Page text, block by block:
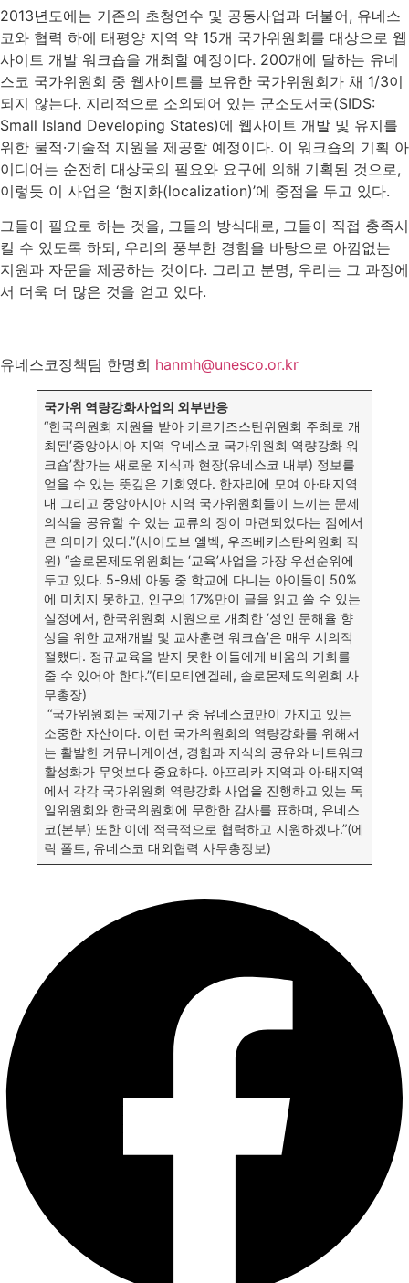
2013년도에는 기존의 초청연수 및 공동사업과 더불어, 유네스
코와 협력 하에 태평양 지역 약 15개 국가위원회를 대상으로 웹
사이트 개발 워크숍을 개최할 예정이다. 200개에 달하는 유네
스코 국가위원회 중 웹사이트를 보유한 국가위원회가 채 1/3이
되지 않는다. 지리적으로 소외되어 있는 군소도서국(SIDS:
Small Island Developing States)에 웹사이트 개발 및 유지를
위한 물적·기술적 지원을 제공할 예정이다. 이 워크숍의 기획 아
이디어는 순전히 대상국의 필요와 요구에 의해 기획된 것으로,
이렇듯 이 사업은 ‘현지화(localization)’에 중점을 두고 있다.
그들이 필요로 하는 것을, 그들의 방식대로, 그들이 직접 충족시
킬 수 있도록 하되, 우리의 풍부한 경험을 바탕으로 아낌없는
지원과 자문을 제공하는 것이다. 그리고 분명, 우리는 그 과정에
서 더욱 더 많은 것을 얻고 있다.
유네스코정책팀 한명희 hanmh@unesco.or.kr
국가위 역량강화사업의 외부반응
“한국위원회 지원을 받아 키르기즈스탄위원회 주최로 개
최된‘중앙아시아 지역 유네스코 국가위원회 역량강화 워
크숍’참가는 새로운 지식과 현장(유네스코 내부) 정보를
얻을 수 있는 뜻깊은 기회였다. 한자리에 모여 아·태지역
내 그리고 중앙아시아 지역 국가위원회들이 느끼는 문제
의식을 공유할 수 있는 교류의 장이 마련되었다는 점에서
큰 의미가 있다.”(사이도브 엘벡, 우즈베키스탄위원회 직
원) “솔로몬제도위원회는 ‘교육’사업을 가장 우선순위에
두고 있다. 5-9세 아동 중 학교에 다니는 아이들이 50%
에 미치지 못하고, 인구의 17%만이 글을 읽고 쓸 수 있는
실정에서, 한국위원회 지원으로 개최한 ‘성인 문해율 향
상을 위한 교재개발 및 교사훈련 워크숍’은 매우 시의적
절했다. 정규교육을 받지 못한 이들에게 배움의 기회를
줄 수 있어야 한다.”(티모티엔겔레, 솔로몬제도위원회 사
무총장)
“국가위원회는 국제기구 중 유네스코만이 가지고 있는
소중한 자산이다. 이런 국가위원회의 역량강화를 위해서
는 활발한 커뮤니케이션, 경험과 지식의 공유와 네트워크
활성화가 무엇보다 중요하다. 아프리카 지역과 아·태지역
에서 각각 국가위원회 역량강화 사업을 진행하고 있는 독
일위원회와 한국위원회에 무한한 감사를 표하며, 유네스
코(본부) 또한 이에 적극적으로 협력하고 지원하겠다.”(에
릭 폴트, 유네스코 대외협력 사무총장보)